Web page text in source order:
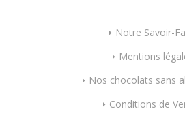
Notre Savoir-
Mentions
Nos chocolats sans
Conditions de